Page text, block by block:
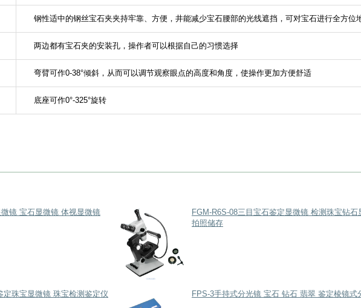
钢性适中的钢丝宝石夹夹持牢靠、方便，井能减少宝石腰部的光线遮挡，可对宝石进行全方位
两边都有宝石夹的安装孔，操作者可以根据自己的习惯选择
弯臂可作0-38°倾斜，从而可以调节观察眼点的高度和角度，使操作更加方便舒适
底座可作0°-325°旋转
镜 宝石显微镜 体视显微镜
FGM-R6S-08三目宝石鉴定显微镜 检测珠宝钻石
拍照储存
定珠宝显微镜 珠宝检测鉴定仪
FPS-3手持式分光镜 宝石 钻石 翡翠 鉴定棱镜式